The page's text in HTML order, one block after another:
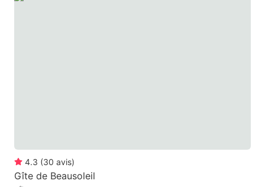
4.3 (30 avis)
Gîte de Beausoleil